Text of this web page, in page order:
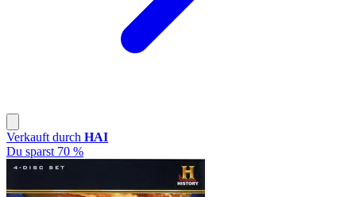
Verkauft durch HAI
Du sparst 70 %